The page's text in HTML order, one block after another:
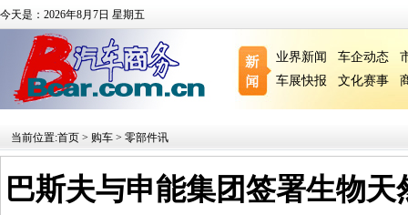
今天是：2026年8月7日 星期五
业界新闻 车企动态
车展快报
文化赛事
当前位置:首页 > 购车 > 零部件讯
巴斯夫与申能集团签署生物